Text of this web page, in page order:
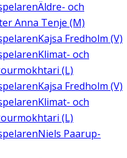
Äldre- och
Anna Tenje (M)
Kajsa Fredholm (V)
Klimat- och
(L)
Kajsa Fredholm (V)
Klimat- och
(L)
Niels Paarup-